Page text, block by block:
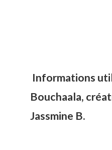
Informations
Bouchaala,
Jassmine B.